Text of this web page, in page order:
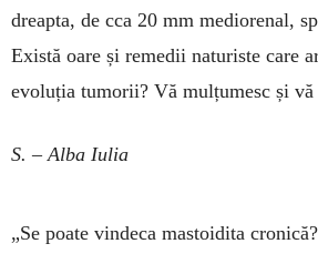
dreapta, de cca 20 mm mediorenal,
Există oare și remedii naturiste care
evoluția tumorii? Vă mulțumesc și vă
S. – Alba Iulia
„Se poate vindeca mastoidita